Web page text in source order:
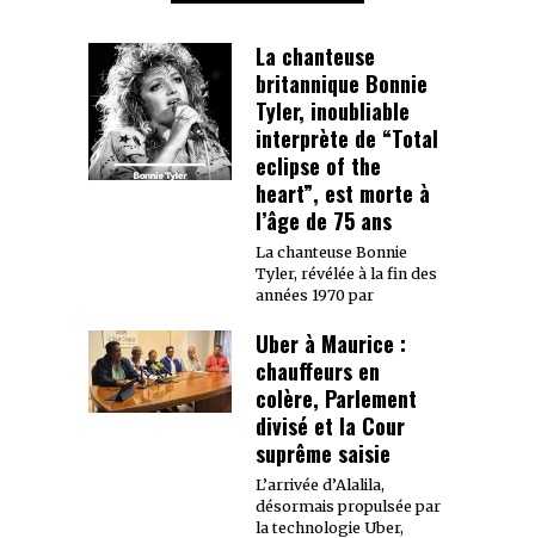
La chanteuse
britannique Bonnie
Tyler, inoubliable
interprète de “Total
eclipse of the
heart”, est morte à
l’âge de 75 ans
La chanteuse Bonnie
Tyler, révélée à la fin des
années 1970 par
Uber à Maurice :
chauffeurs en
colère, Parlement
divisé et la Cour
suprême saisie
L’arrivée d’Alalila,
désormais propulsée par
la technologie Uber,